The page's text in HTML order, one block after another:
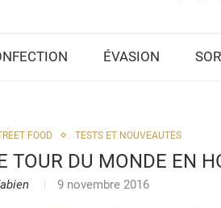
ÉVASION
FOOD TESTS ET NOUVEAUTÉS
TOUR DU MONDE EN
9 novembre 2016